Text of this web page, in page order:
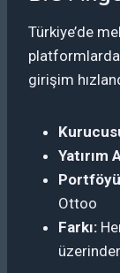
Türkiye’de
girişim
Yatırım
Ottoo
Farkı: